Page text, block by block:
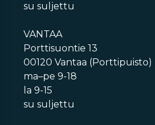
su suljettu
VANTAA
Porttisuontie 13
00120 Vantaa (Porttipuisto)
ma–pe 9-18
la 9-15
su suljettu